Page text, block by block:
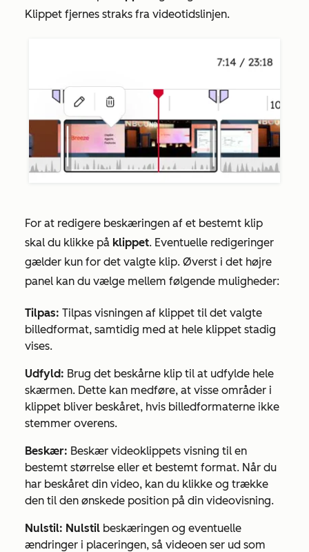
Klippet fjernes straks fra videotidslinjen.
For at redigere beskæringen af et bestemt klip
skal du klikke på klippet. Eventuelle redigeringer
gælder kun for det valgte klip. Øverst i det højre
panel kan du vælge mellem følgende muligheder:
Tilpas: Tilpas visningen af klippet til det valgte
billedformat, samtidig med at hele klippet stadig
vises.
Udfyld: Brug det beskårne klip til at udfylde hele
skærmen. Dette kan medføre, at visse områder i
klippet bliver beskåret, hvis billedformaterne ikke
stemmer overens.
Beskær: Beskær videoklippets visning til en
bestemt størrelse eller et bestemt format. Når du
har beskåret din video, kan du klikke og trække
den til den ønskede position på din videovisning.
Nulstil: Nulstil beskæringen og eventuelle
ændringer i placeringen, så videoen ser ud som